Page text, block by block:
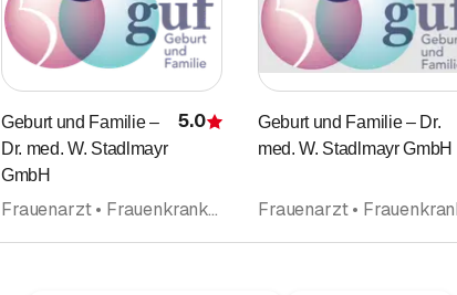
Geburt und Familie –
Dr. med. W. Stadlmayr
GmbH
Bewertung
5.0
Frauenarzt • Frauenkrankheiten und Geburtshilfe (Gynäkologie und Geburtshilfe) • Praxis • Praxis • Psychosomatische und Psychosoziale Medizin • Ärzte
Geburt und Familie – Dr.
med. W. Stadlmayr GmbH